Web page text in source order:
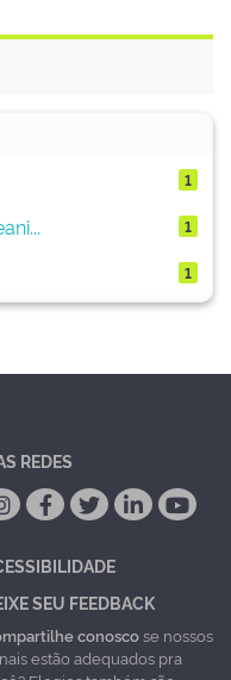
1
1
1
REDES
SEU FEEDBACK
conoscose nossos
estão adequados pra